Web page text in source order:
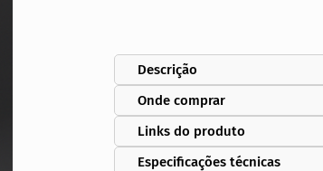
Descrição
Onde comprar
Links do produto
Especificações técnicas